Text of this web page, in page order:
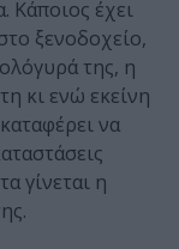
Κάποιος έχει
ξενοδοχείο,
της, η
κι ενώ εκείνη
να
γίνεται η